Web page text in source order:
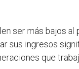
ser más bajos
sus ingresos
que